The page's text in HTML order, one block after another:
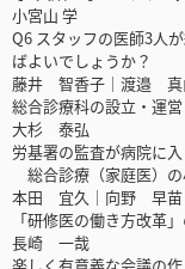
小宮山 学
Q6 スタッフの医師3人
ばよいでしょうか？
藤井 智香子｜渡邉
総合診療科の設立・運
大杉 泰弘
労基署の監査が病院に
総合診療（家庭医）の
本田 宜久｜向野 早苗
「研修医の働き方改革
長崎 一哉